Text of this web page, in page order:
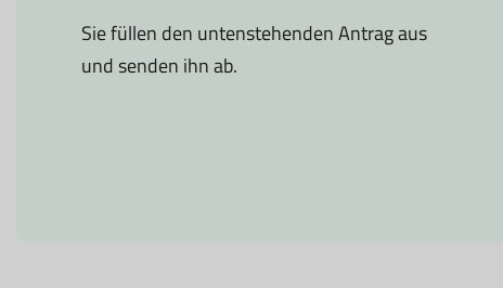
Sie füllen den untenstehenden Antrag aus
und senden ihn ab.